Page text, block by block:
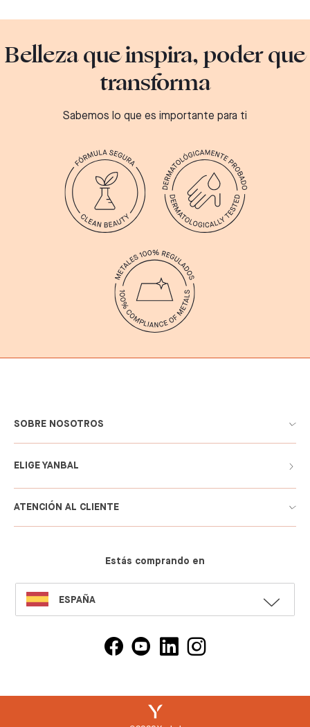
Belleza que inspira, poder que
transforma
Sabemos lo que es importante para ti
SOBRE NOSOTROS
ELIGE YANBAL
ATENCIÓN AL CLIENTE
Estás comprando en
SELECT
LANGUAGE
ESPAÑA